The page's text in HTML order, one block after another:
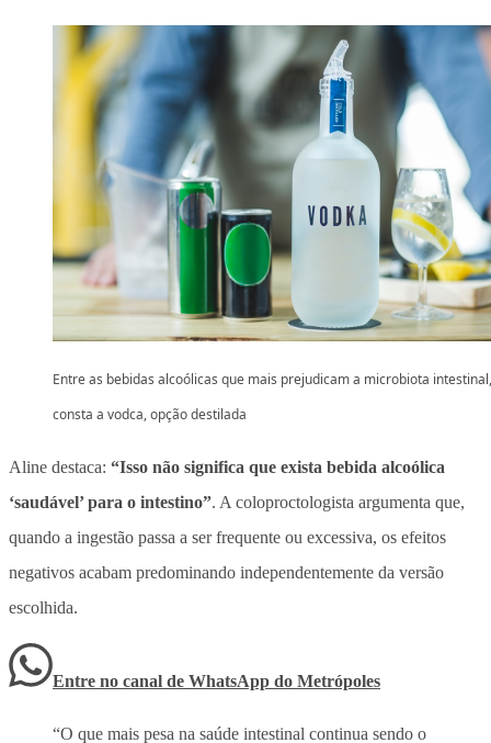
Entre as bebidas alcoólicas que mais prejudicam a microbiota intestinal,
consta a vodca, opção destilada
Aline destaca: “Isso não significa que exista bebida alcoólica
‘saudável’ para o intestino”. A coloproctologista argumenta que,
quando a ingestão passa a ser frequente ou excessiva, os efeitos
negativos acabam predominando independentemente da versão
escolhida.
Entre no canal de WhatsApp do Metrópoles
“O que mais pesa na saúde intestinal continua sendo o